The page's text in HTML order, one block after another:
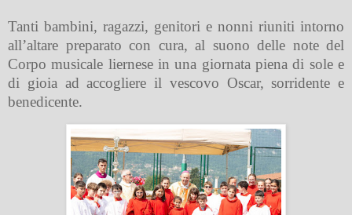
Tanti bambini, ragazzi, genitori e nonni riuniti intorno
all’altare preparato con cura, al suono delle note del
Corpo musicale liernese in una giornata piena di sole e
di gioia ad accogliere il vescovo Oscar, sorridente e
benedicente.